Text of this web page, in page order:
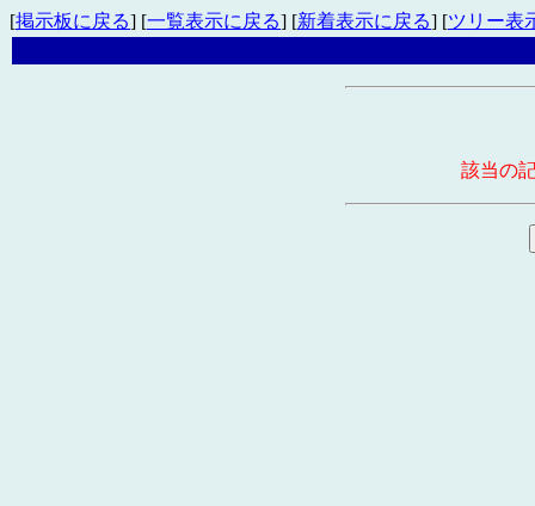
[掲示板に戻る] [一覧表示に戻る] [新着表示に戻る] [ツリー表
該当の